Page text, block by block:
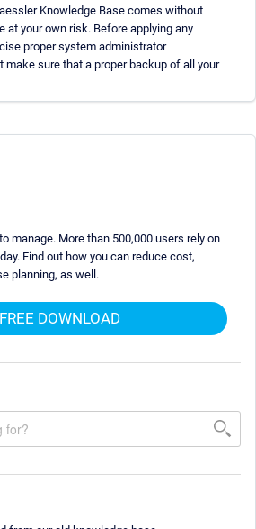
Knowledge Base comes without
at your own risk. Before applying any
proper system administrator
make sure that a proper backup of all your
manage. More than 500,000 users rely on
Find out how you can reduce cost,
planning, as well.
FREE DOWNLOAD